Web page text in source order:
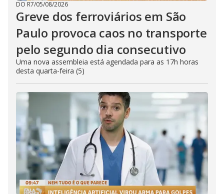
DO R7/05/08/2026
Greve dos ferroviários em São
Paulo provoca caos no transporte
pelo segundo dia consecutivo
Uma nova assembleia está agendada para as 17h horas
desta quarta-feira (5)